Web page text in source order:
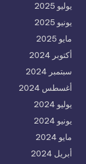
يوليو 2025
يونيو 2025
مايو 2025
أكتوبر 2024
سبتمبر 2024
أغسطس 2024
يوليو 2024
يونيو 2024
مايو 2024
أبريل 2024